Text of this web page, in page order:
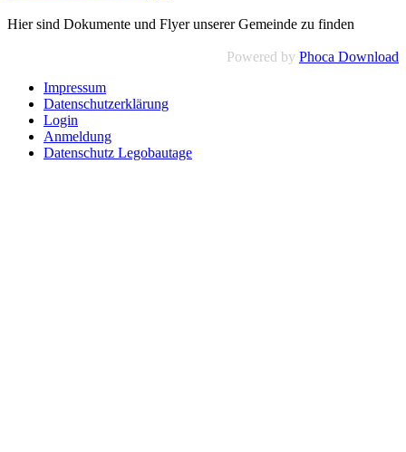
Hier sind Dokumente und Flyer unserer Gemeinde zu finden
Powered by Phoca Download
Impressum
Datenschutzerklärung
Login
Anmeldung
Datenschutz Legobautage